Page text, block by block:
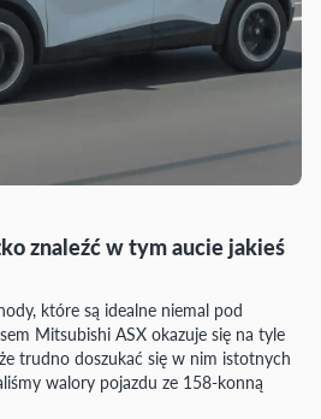
znaleźć w tym aucie jakieś
które są idealne niemal pod
Mitsubishi ASX okazuje się na tyle
trudno doszukać się w nim istotnych
walory pojazdu ze 158-konną